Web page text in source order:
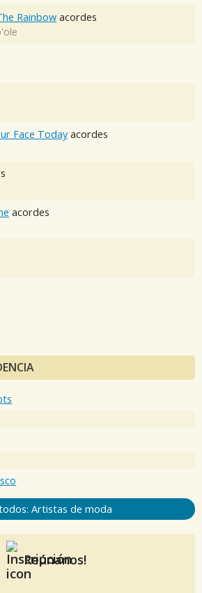
Rainbow acordes
Face Today acordes
acordes
Artistas de moda
Reúnanos!